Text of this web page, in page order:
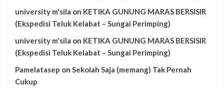
university m'sila on KETIKA GUNUNG MARAS BERSISIR
(Ekspedisi Teluk Kelabat – Sungai Perimping)
university m'sila on KETIKA GUNUNG MARAS BERSISIR
(Ekspedisi Teluk Kelabat – Sungai Perimping)
Pamelatasep on Sekolah Saja (memang) Tak Pernah
Cukup